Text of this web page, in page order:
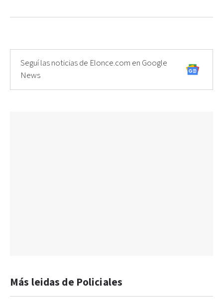
Seguí las noticias de Elonce.com en Google
News
Más leidas de Policiales